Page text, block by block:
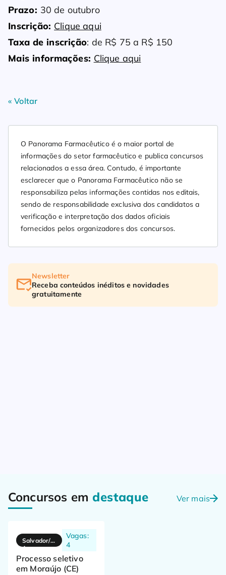
Prazo: 30 de outubro
Inscrição: Clique aqui
Taxa de inscrição: de R$ 75 a R$ 150
Mais informações: Clique aqui
« Voltar
O Panorama Farmacêutico é o maior portal de
informações do setor farmacêutico e publica concursos
relacionados a essa área. Contudo, é importante
esclarecer que o Panorama Farmacêutico não se
responsabiliza pelas informações contidas nos editais,
sendo de responsabilidade exclusiva dos candidatos a
verificação e interpretação dos dados oficiais
fornecidos pelos organizadores dos concursos.
Newsletter
Receba conteúdos inéditos e novidades
gratuitamente
Concursos em destaque Ver mais
Salvador/B
A
Vagas:
4
Processo seletivo
em Moraújo (CE)